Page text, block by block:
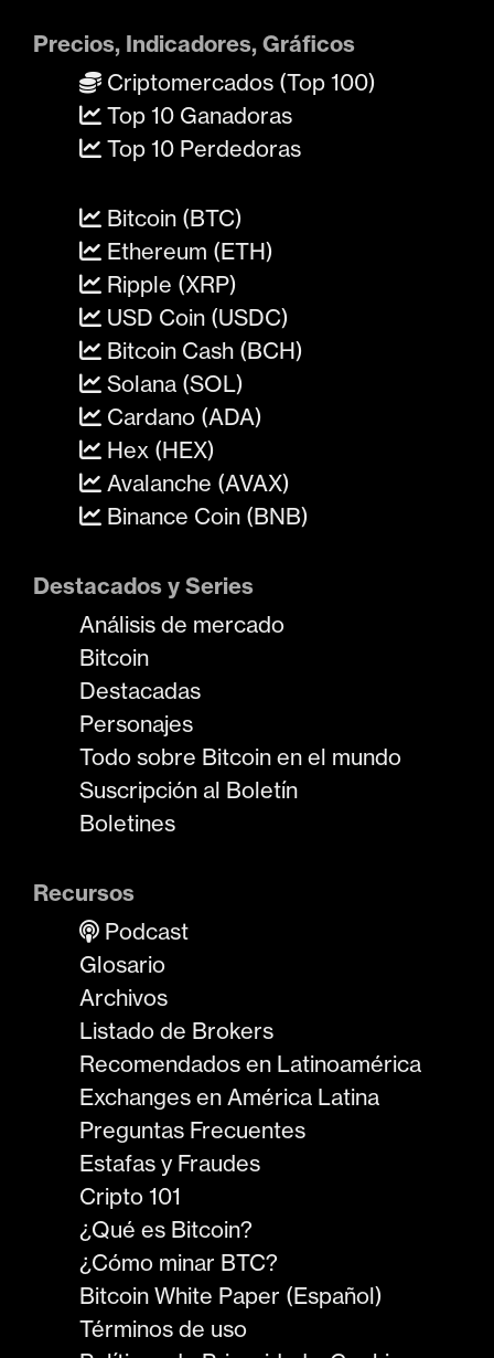
Precios, Indicadores, Gráficos
Criptomercados (Top 100)
Top 10 Ganadoras
Top 10 Perdedoras
Bitcoin (BTC)
Ethereum (ETH)
Ripple (XRP)
USD Coin (USDC)
Bitcoin Cash (BCH)
Solana (SOL)
Cardano (ADA)
Hex (HEX)
Avalanche (AVAX)
Binance Coin (BNB)
Destacados y Series
Análisis de mercado
Bitcoin
Destacadas
Personajes
Todo sobre Bitcoin en el mundo
Suscripción al Boletín
Boletines
Recursos
Podcast
Glosario
Archivos
Listado de Brokers
Recomendados en Latinoamérica
Exchanges en América Latina
Preguntas Frecuentes
Estafas y Fraudes
Cripto 101
¿Qué es Bitcoin?
¿Cómo minar BTC?
Bitcoin White Paper (Español)
Términos de uso